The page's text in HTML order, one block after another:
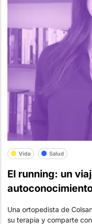
Vida Salud
El running: un
Una ortopedista de
su terapia y comparte